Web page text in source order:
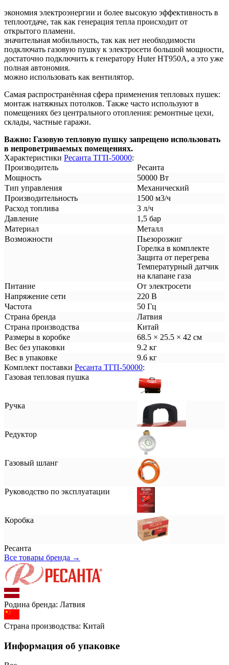
экономия электроэнергии и более высокую эффективность в
теплоотдаче, так как генерация тепла происходит от
открытого пламени.
значительная мобильность, так как нет необходимости
подключать газовую пушку к электросети большой мощности,
достаточно подключить к генератору Huter HT950A, а это уже
полная автономия.
можно использовать как вентилятор.
Самая распространённая сфера применения тепловых пушек:
монтаж натяжных потолков. Также часто используют в
помещениях без центрального отопления: ремонтные цехи,
склады, частные гаражи.
Важно: Газовую тепловую пушку запрещено использовать
в непроветриваемых помещениях.
Характеристики Ресанта ТГП-50000:
Производитель
Ресанта
Мощность
50000 Вт
Тип управления
Механический
Производительность
1500 м3/ч
Расход топлива
3 л/ч
Давление
1,5 бар
Материал
Металл
Возможности
Пьезорозжиг
Горелка в комплекте
Защита от перегрева
Температурный датчик
на клапане газа
Питание
От электросети
Напряжение сети
220 В
Частота
50 Гц
Страна бренда
Латвия
Страна производства
Китай
Размеры в коробке
68.5 × 25.5 × 42 см
Вес без упаковки
9.2 кг
Вес в упаковке
9.6 кг
Комплект поставки Ресанта ТГП-50000:
Газовая тепловая пушка
Ручка
Редуктор
Газовый шланг
Руководство по эксплуатации
Коробка
Ресанта
Все товары бренда →
Родина бренда: Латвия
Страна производства: Китай
Информация об упаковке